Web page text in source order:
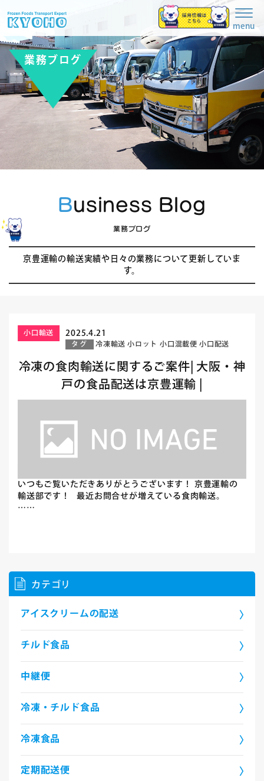
menu
業務ブログ
Business Blog
業務ブログ
京豊運輸の輸送実績や日々の業務について更新していま
す。
小口輸送 2025.4.21
タグ 冷凍輸送 小ロット 小口混載便 小口配送
冷凍の食肉輸送に関するご案件| 大阪・神
戸の食品配送は京豊運輸 |
いつもご覧いただきありがとうございます！ 京豊運輸の
輸送部です！ 最近お問合せが増えている食肉輸送。
……
カテゴリ
アイスクリームの配送
チルド食品
中継便
冷凍・チルド食品
冷凍食品
定期配送便